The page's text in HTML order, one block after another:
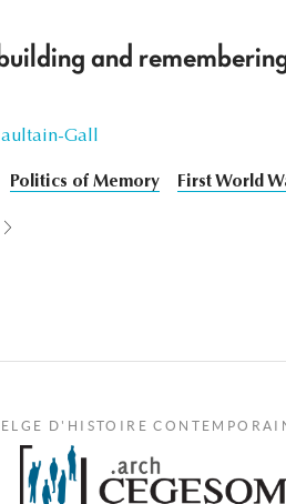
and
Gall
Politics of Memory First World
D'HISTOIRE